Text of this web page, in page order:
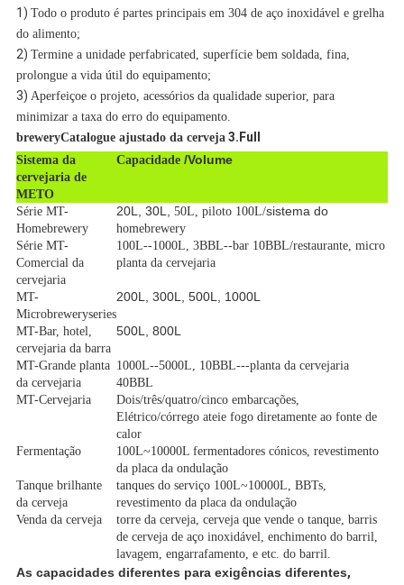
1) Todo o produto é partes principais em 304 de aço inoxidável e grelha
do alimento;
2) Termine a unidade perfabricated, superfície bem soldada, fina,
prolongue a vida útil do equipamento;
3) Aperfeiçoe o projeto, acessórios da qualidade superior, para
minimizar a taxa do erro do equipamento.
breweryCatalogue ajustado da cerveja3.Full
Sistema da
cervejaria de
METO
Capacidade/Volume
Série MT-
Homebrewery
20L, 30L, 50L, piloto 100L/sistema do
homebrewery
Série MT-
Comercial da
cervejaria
100L--1000L, 3BBL--bar 10BBL/restaurante, micro
planta da cervejaria
MT-
Microbreweryseries
200L, 300L, 500L, 1000L
MT-Bar, hotel,
cervejaria da barra
500L, 800L
MT-Grande planta
da cervejaria
1000L--5000L, 10BBL---planta da cervejaria
40BBL
MT-Cervejaria
Dois/três/quatro/cinco embarcações,
Elétrico/córrego ateie fogo diretamente ao fonte de
calor
Fermentação
100L~10000L fermentadores cónicos, revestimento
da placa da ondulação
Tanque brilhante
da cerveja
tanques do serviço 100L~10000L, BBTs,
revestimento da placa da ondulação
Venda da cerveja
torre da cerveja, cerveja que vende o tanque, barris
de cerveja de aço inoxidável, enchimento do barril,
lavagem, engarrafamento, e etc. do barril.
As capacidades diferentes para exigências diferentes,